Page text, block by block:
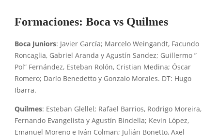
Formaciones: Boca vs Quilmes
Boca Juniors: Javier García; Marcelo Weingandt, Facundo
Roncaglia, Gabriel Aranda y Agustín Sandez; Guillermo ”
Pol” Fernández, Esteban Rolón, Cristian Medina; Óscar
Romero; Darío Benedetto y Gonzalo Morales. DT: Hugo
Ibarra.
Quilmes: Esteban Glellel; Rafael Barrios, Rodrigo Moreira,
Fernando Evangelista y Agustín Bindella; Kevin López,
Emanuel Moreno e Iván Colman; Julián Bonetto, Axel